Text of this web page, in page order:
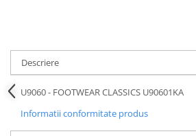
Descriere
U9060 - FOOTWEAR CLASSICS U90601KA
Informatii conformitate produs